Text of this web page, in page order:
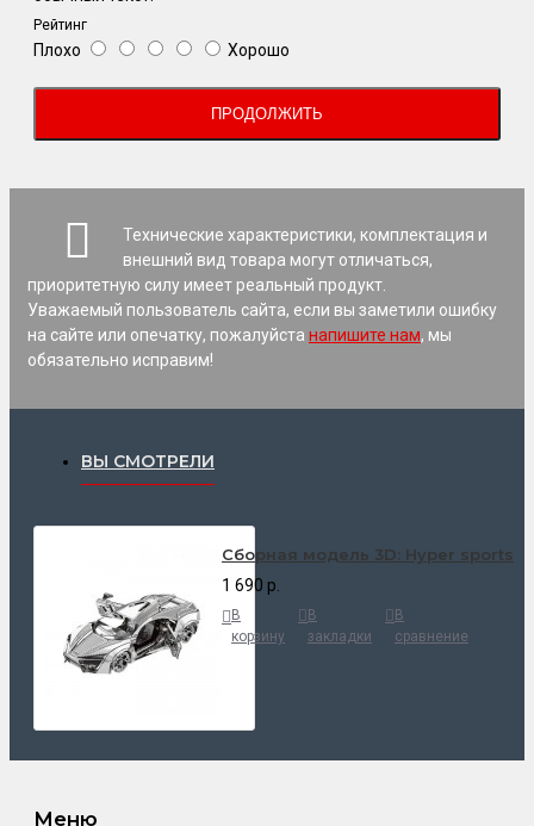
Рейтинг
Плохо Хорошо
ПРОДОЛЖИТЬ
Технические характеристики, комплектация и
внешний вид товара могут отличаться,
приоритетную силу имеет реальный продукт.
Уважаемый пользователь сайта, если вы заметили ошибку
на сайте или опечатку, пожалуйста напишите нам, мы
обязательно исправим!
ВЫ СМОТРЕЛИ
Cборная модель 3D: Hyper sports
1 690 р.
В
корзину
В
закладки
В
сравнение
Меню